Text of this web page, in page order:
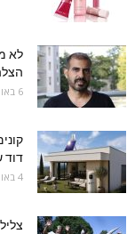
לא
6 באוגוסט 2026
4 באוגוסט 2026